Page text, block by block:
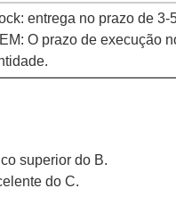
entrega no prazo de
O prazo de execução
superior do B.
do C.